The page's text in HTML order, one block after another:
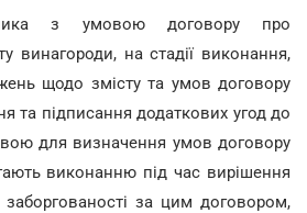
з умовою договору про
винагороди, на стадії виконання,
щодо змісту та умов договору
та підписання додаткових угод до
для визначення умов договору
виконанню під час вирішення
за цим договором,